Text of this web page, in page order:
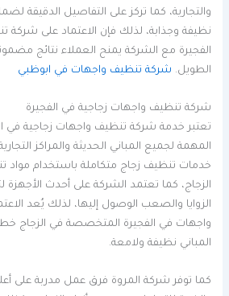
والتجارية، كما تركز على التفاصيل الدقيقة
نظيفة وجذابة، لذلك فإن الاعتماد على
الفجيرة مع الشركة يمنح العملاء نتائج
الطويل. شركة تنظيف واجهات في ابوظبي
شركة تنظيف واجهات زجاجية في الفجيرة
تعتبر خدمة شركة تنظيف واجهات زجاجية في
المهمة لجميع المباني الحديثة والمراكز
خدمات تنظيف زجاج متكاملة باستخدام مواد
الزجاج، كما تعتمد الشركة على أحدث
الزوايا والصعب الوصول إليها، لذلك يُعد
واجهات في الفجيرة المتخصصة في الزجاج
المباني نظيفة ولامعة.
كما توفر شركة المروة فرق عمل مدربة على